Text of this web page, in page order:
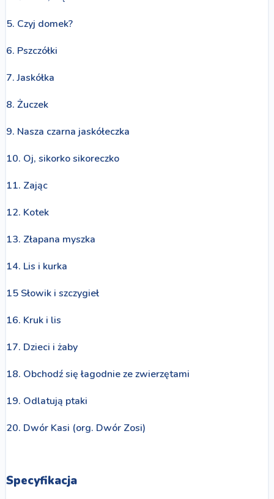
5. Czyj domek?
6. Pszczółki
7. Jaskółka
8. Żuczek
9. Nasza czarna jaskółeczka
10. Oj, sikorko sikoreczko
11. Zając
12. Kotek
13. Złapana myszka
14. Lis i kurka
15 Słowik i szczygieł
16. Kruk i lis
17. Dzieci i żaby
18. Obchodź się łagodnie ze zwierzętami
19. Odlatują ptaki
20. Dwór Kasi (org. Dwór Zosi)
Specyfikacja